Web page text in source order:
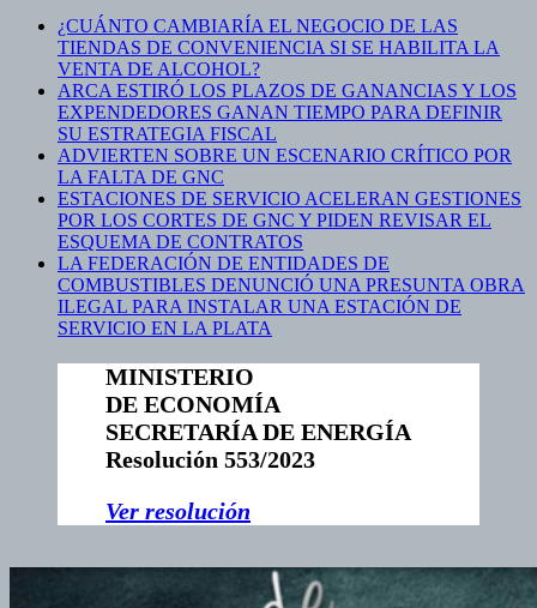
¿CUÁNTO CAMBIARÍA EL NEGOCIO DE LAS
TIENDAS DE CONVENIENCIA SI SE HABILITA LA
VENTA DE ALCOHOL?
ARCA ESTIRÓ LOS PLAZOS DE GANANCIAS Y LOS
EXPENDEDORES GANAN TIEMPO PARA DEFINIR
SU ESTRATEGIA FISCAL
ADVIERTEN SOBRE UN ESCENARIO CRÍTICO POR
LA FALTA DE GNC
ESTACIONES DE SERVICIO ACELERAN GESTIONES
POR LOS CORTES DE GNC Y PIDEN REVISAR EL
ESQUEMA DE CONTRATOS
LA FEDERACIÓN DE ENTIDADES DE
COMBUSTIBLES DENUNCIÓ UNA PRESUNTA OBRA
ILEGAL PARA INSTALAR UNA ESTACIÓN DE
SERVICIO EN LA PLATA
MINISTERIO
DE ECONOMÍA
SECRETARÍA DE ENERGÍA
Resolución 553/2023
Ver resolución